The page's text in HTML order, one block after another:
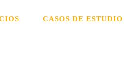
CASOS DE ESTUDIO